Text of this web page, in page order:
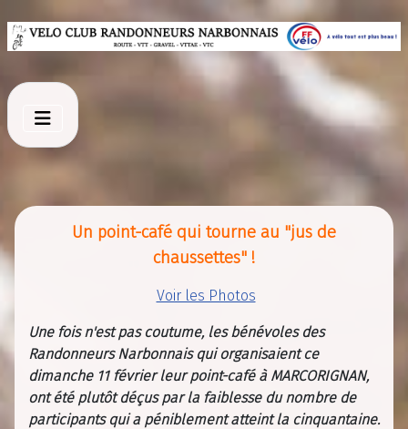
Un point-café qui tourne au "jus de
chaussettes" !
Voir les Photos
Une fois n'est pas coutume, les bénévoles des
Randonneurs Narbonnais qui organisaient ce
dimanche 11 février leur point-café à MARCORIGNAN,
ont été plutôt déçus par la faiblesse du nombre de
participants qui a péniblement atteint la cinquantaine.